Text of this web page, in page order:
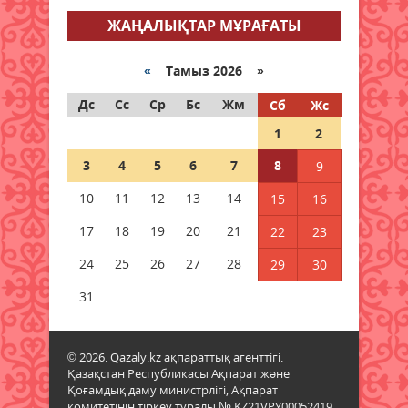
арналған апталық іс-шаралар
өтуде
Мәслихат сессиясында маңызды
мәселелер қаралды
құрылысқа 177 млрд теңге
бөлінді
Жамбылда жаңа флюорит
08 тамыз 2026 ж. 68
Қазақстанның басым бөлігінде
жауын-шашынсыз ауа райы
ЖАҢАЛЫҚТАР МҰРАҒАТЫ
« Тамыз 2026 »
Дс
Сс Ср Бс Жм Сб
Жс
1
2
3
4 5 6 7 8
9
10
11 12 13 14 15
16
17
18 19 20 21 22
23
24
25 26 27 28 29
30
31
© 2026. Qazaly.kz ақпараттық агенттігі.
Қазақстан Республикасы Ақпарат және
Қоғамдық даму министрлігі, Ақпарат